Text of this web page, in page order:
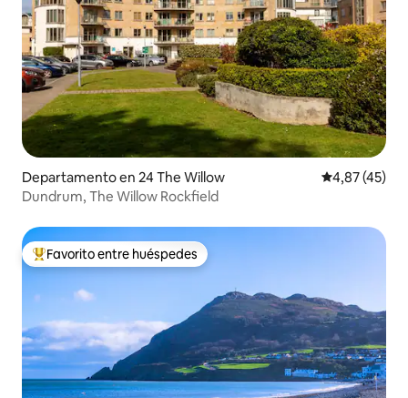
Departamento en 24 The Willow Calificación
4,87 (45)
Dundrum, The Willow Rockfield
Favorito entre los huéspedes más destacados
Favorito entre huéspedes